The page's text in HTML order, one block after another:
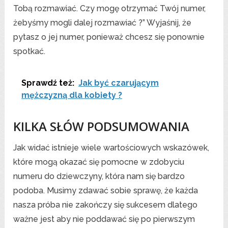
Tobą rozmawiać. Czy mogę otrzymać Twój numer,
żebyśmy mogli dalej rozmawiać ?” Wyjaśnij, że
pytasz o jej numer, ponieważ chcesz się ponownie
spotkać.
Sprawdź też: Jak być czarującym
mężczyzną dla kobiety ?
KILKA SŁÓW PODSUMOWANIA
Jak widać istnieje wiele wartościowych wskazówek,
które mogą okazać się pomocne w zdobyciu
numeru do dziewczyny, która nam się bardzo
podoba. Musimy zdawać sobie sprawę, że każda
nasza próba nie zakończy się sukcesem dlatego
ważne jest aby nie poddawać się po pierwszym